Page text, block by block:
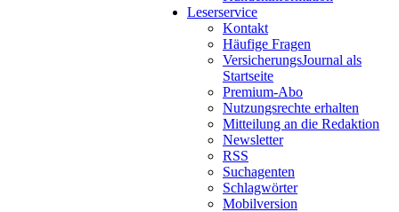
Leserservice
Kontakt
Häufige Fragen
VersicherungsJournal als
Startseite
Premium-Abo
Nutzungsrechte erhalten
Mitteilung an die Redaktion
Newsletter
RSS
Suchagenten
Schlagwörter
Mobilversion